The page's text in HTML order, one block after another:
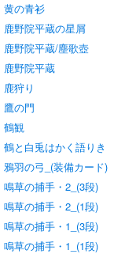
黄の青衫
鹿野院平蔵の星屑
鹿野院平蔵/塵歌壺
鹿野院平蔵
鹿狩り
鷹の門
鶴観
鶴と白兎はかく語りき
鴉羽の弓_(装備カード)
鳴草の捕手・2_(3段)
鳴草の捕手・2_(1段)
鳴草の捕手・1_(3段)
鳴草の捕手・1_(1段)